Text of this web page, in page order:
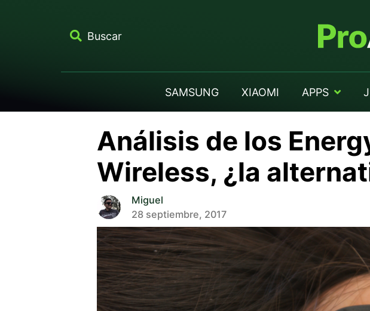
Buscar
SAMSUNG XIAOMI APPS
Análisis de los
Wireless, ¿la
Miguel
28 septiembre, 2017